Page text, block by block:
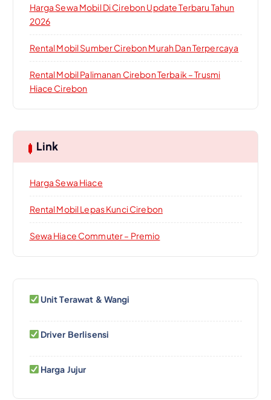
Harga Sewa Mobil Di Cirebon Update Terbaru Tahun
2026
Rental Mobil Sumber Cirebon Murah Dan Terpercaya
Rental Mobil Palimanan Cirebon Terbaik – Trusmi
Hiace Cirebon
Link
Harga Sewa Hiace
Rental Mobil Lepas Kunci Cirebon
Sewa Hiace Commuter – Premio
Unit Terawat & Wangi
Driver Berlisensi
Harga Jujur